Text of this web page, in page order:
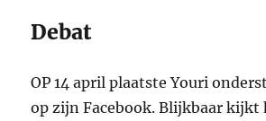
Debat
OP 14 april plaatste Youri
op zijn Facebook. Blijkbaar kijkt